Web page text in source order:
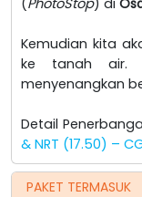
Kemudian kita
ke tanah air.
menyenangkan
Detail
& NRT (17.50) –
PAKET TERMASUK